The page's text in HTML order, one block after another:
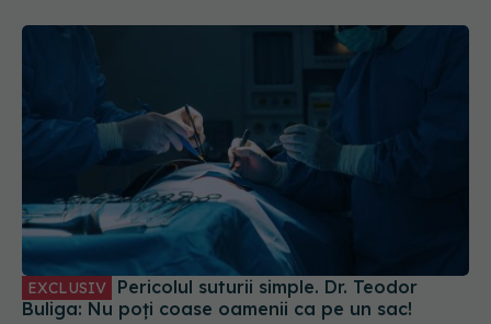
EXCLUSIV
Buliga: Nu poți coase oamenii ca pe un sac!